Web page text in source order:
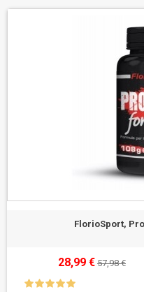
FlorioSport,
28,99 € 57,98 €